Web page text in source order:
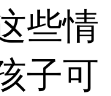
些情
子可